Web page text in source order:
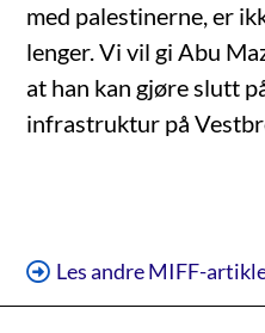
med palestinerne, er
lenger. Vi vil gi Abu
at han kan gjøre slutt
infrastruktur på
Les andre MIFF-